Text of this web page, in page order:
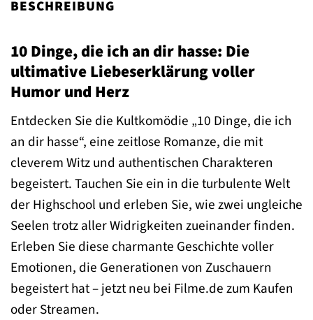
BESCHREIBUNG
10 Dinge, die ich an dir hasse: Die
ultimative Liebeserklärung voller
Humor und Herz
Entdecken Sie die Kultkomödie „10 Dinge, die ich
an dir hasse“, eine zeitlose Romanze, die mit
cleverem Witz und authentischen Charakteren
begeistert. Tauchen Sie ein in die turbulente Welt
der Highschool und erleben Sie, wie zwei ungleiche
Seelen trotz aller Widrigkeiten zueinander finden.
Erleben Sie diese charmante Geschichte voller
Emotionen, die Generationen von Zuschauern
begeistert hat – jetzt neu bei Filme.de zum Kaufen
oder Streamen.